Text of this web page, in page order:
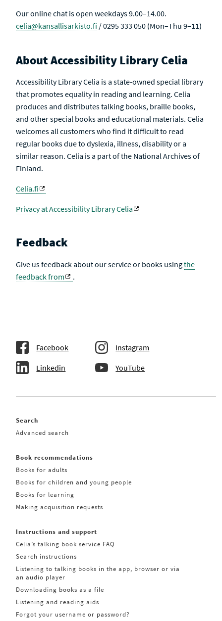
Our online chat is open weekdays 9.00–14.00.
celia@kansallisarkisto.fi / 0295 333 050 (Mon–Thu 9–11)
About Accessibility Library Celia
Accessibility Library Celia is a state-owned special library
that promotes equality in reading and learning. Celia
produces and distributes talking books, braille books,
and other special books and educational materials. Celia
welcomes all customers who find it difficult to read
regular books due to dyslexia, illness, disability or a
similar reason. Celia is a part of the National Archives of
Finland.
Celia.fi
Privacy at Accessibility Library Celia
Feedback
Give us feedback about our service or books usingthe
feedback from
.
Facebook Instagram
Linkedin YouTube
Search
Advanced search
Book recommendations
Books for adults
Books for children and young people
Books for learning
Making acquisition requests
Instructions and support
Celia’s talking book service FAQ
Search instructions
Listening to talking books in the app, browser or via
an audio player
Downloading books as a file
Listening and reading aids
Forgot your username or password?